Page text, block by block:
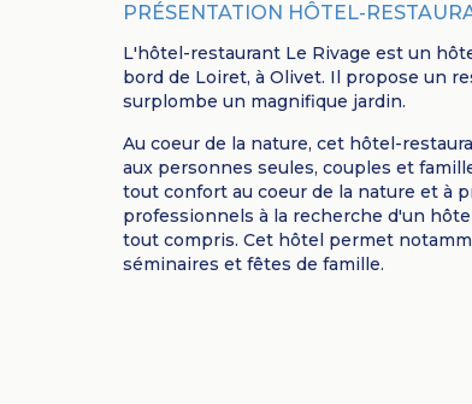
PRÉSENTATION HÔTEL-
L'hôtel-restaurant Le Rivage est un
bord de Loiret, à Olivet. Il propose un
surplombe un magnifique jardin.
Au coeur de la nature, cet hôtel-
aux personnes seules, couples et
tout confort au coeur de la nature et à
professionnels à la recherche d'un
tout compris. Cet hôtel permet
séminaires et fêtes de famille.